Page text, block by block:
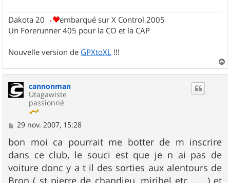
Dakota 20
embarqué sur X Control 2005
Un Forerunner 405 pour la CO et la CAP
Nouvelle version de GPXtoXL !!!
a
cannonman
Utagawiste
passionné
M
s
s
a
g
e
29 nov. 2007, 15:28
bon moi ca pourrait me botter de m inscrire
dans ce club, le souci est que je n ai pas de
voiture donc y a t il des sorties aux alentours de
Bron ( st pierre de chandieu, miribel etc ......) et